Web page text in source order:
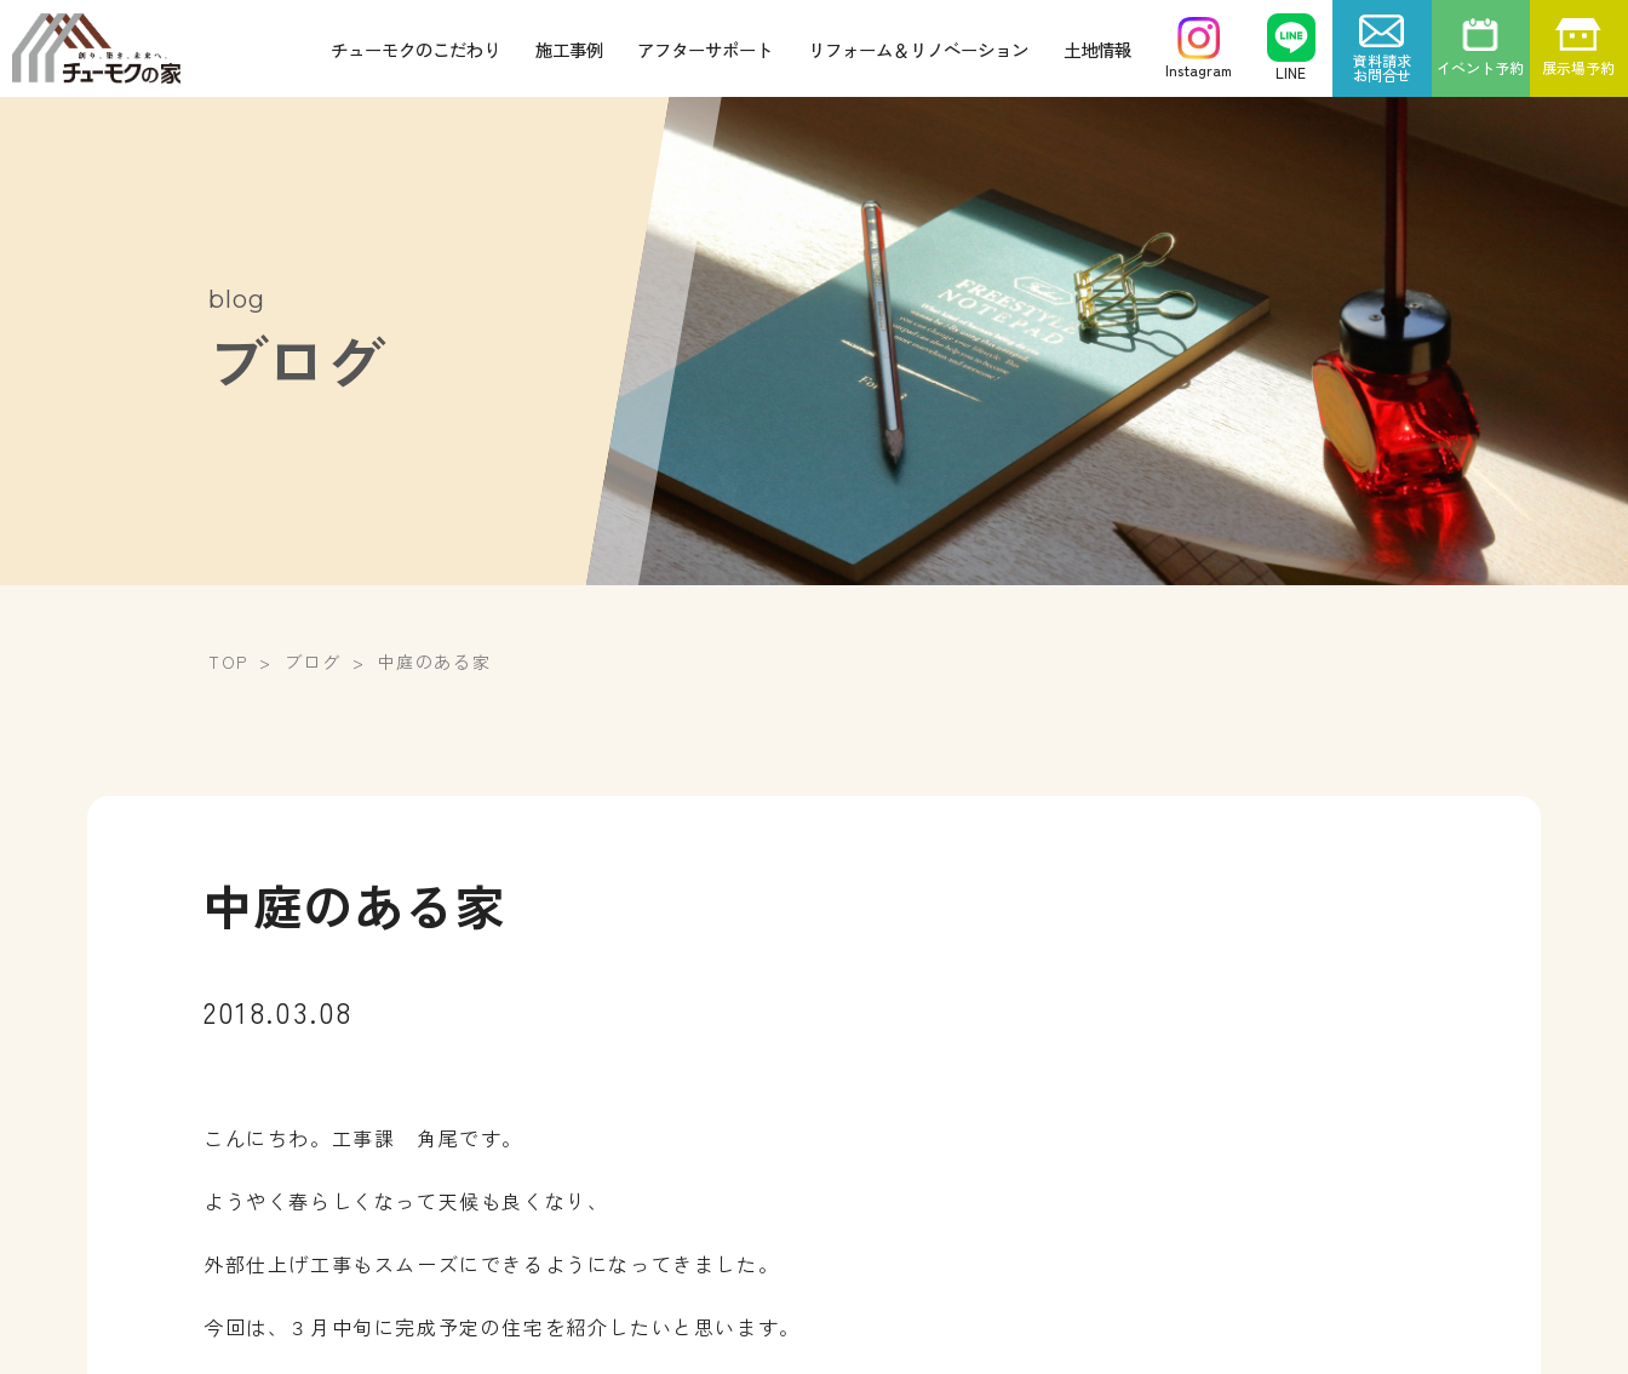
チューモクのこだわり 施工事例 アフターサポート リフォーム＆リノベーション 土地情報
Instagram LINE
資料請求
お問合せ イベント予約 展示場予約
blog
ブログ
TOP ブログ 中庭のある家
中庭のある家
2018.03.08
こんにちわ。工事課 角尾です。
ようやく春らしくなって天候も良くなり、
外部仕上げ工事もスムーズにできるようになってきました。
今回は、３月中旬に完成予定の住宅を紹介したいと思います。